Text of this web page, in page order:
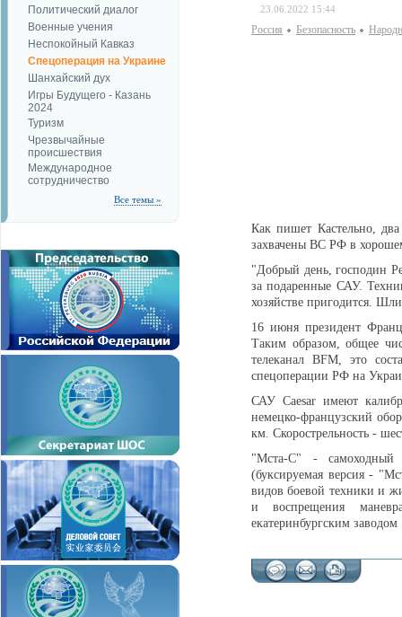
Политический диалог
Военные учения
Неспокойный Кавказ
Спецоперация на Украине
Шанхайский дух
Игры Будущего - Казань
2024
Туризм
Чрезвычайные
происшествия
Международное
сотрудничество
Все темы »
23.06.2022 15:44
Россия Безопаcность
Как пишет Кастельно,
захвачены ВС РФ в
"Добрый день, господин
за подаренные САУ.
хозяйстве пригодится.
16 июня президент
Таким образом, общее
телеканал BFM, это
спецоперации РФ на
САУ Caesar имеют
немецко-французский
км. Скорострельность -
"Мста-С" - самоходный
(буксируемая версия -
видов боевой техники и
и воспрещения
екатеринбургским